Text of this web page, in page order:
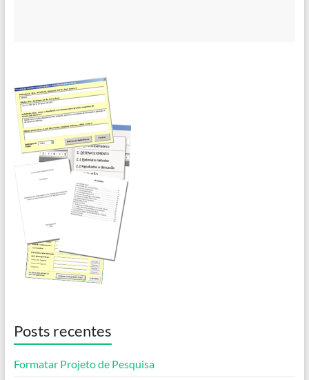
Posts recentes
Formatar Projeto de Pesquisa